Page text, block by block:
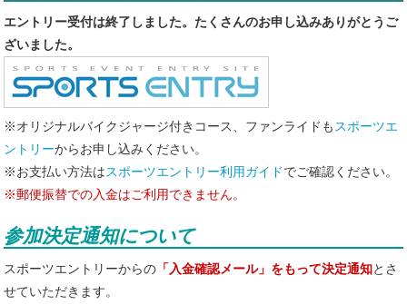
エントリー受付は終了しました。たくさんのお申し込みありがとうご
ざいました。
※オリジナルバイクジャージ付きコース、ファンライドも スポーツエ
ントリーからお申し込みください。
※お支払い方法はスポーツエントリー利用ガイドでご確認ください。
※郵便振替での入金はご利用できません。
参加決定通知について
スポーツエントリーからの 「入金確認メール」をもって決定通知とさ
せていただきます。